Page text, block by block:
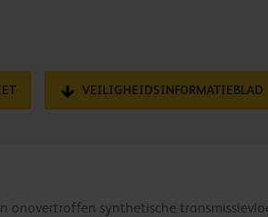
VEILIGHEIDSINFORMATIEBLAD
onovertroffen synthetische